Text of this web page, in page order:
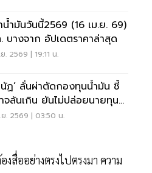
น้ำมันวันนี้2569 (16 เม.ย. 69)
บางจาก อัปเดตราคาล่าสุด
ย. 2569 | 19:11 น.
นัฏ’ ลั่นผ่าตัดกองทุนน้ำมัน ชี้
จล้นเกิน ยันไม่ปล่อยนายทุน
ช่วงวิกฤต
.ย. 2569 | 03:50 น.
สื่ออย่างตรงไปตรงมา ความ